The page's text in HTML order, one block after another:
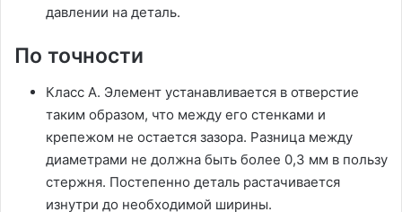
давлении на деталь.
По точности
Класс А. Элемент устанавливается в отверстие
таким образом, что между его стенками и
крепежом не остается зазора. Разница между
диаметрами не должна быть более 0,3 мм в пользу
стержня. Постепенно деталь растачивается
изнутри до необходимой ширины.